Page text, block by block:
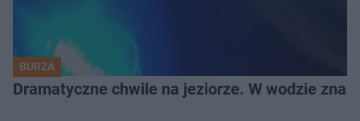
BURZA
Dramatyczne chwile na jeziorze. W wodzie